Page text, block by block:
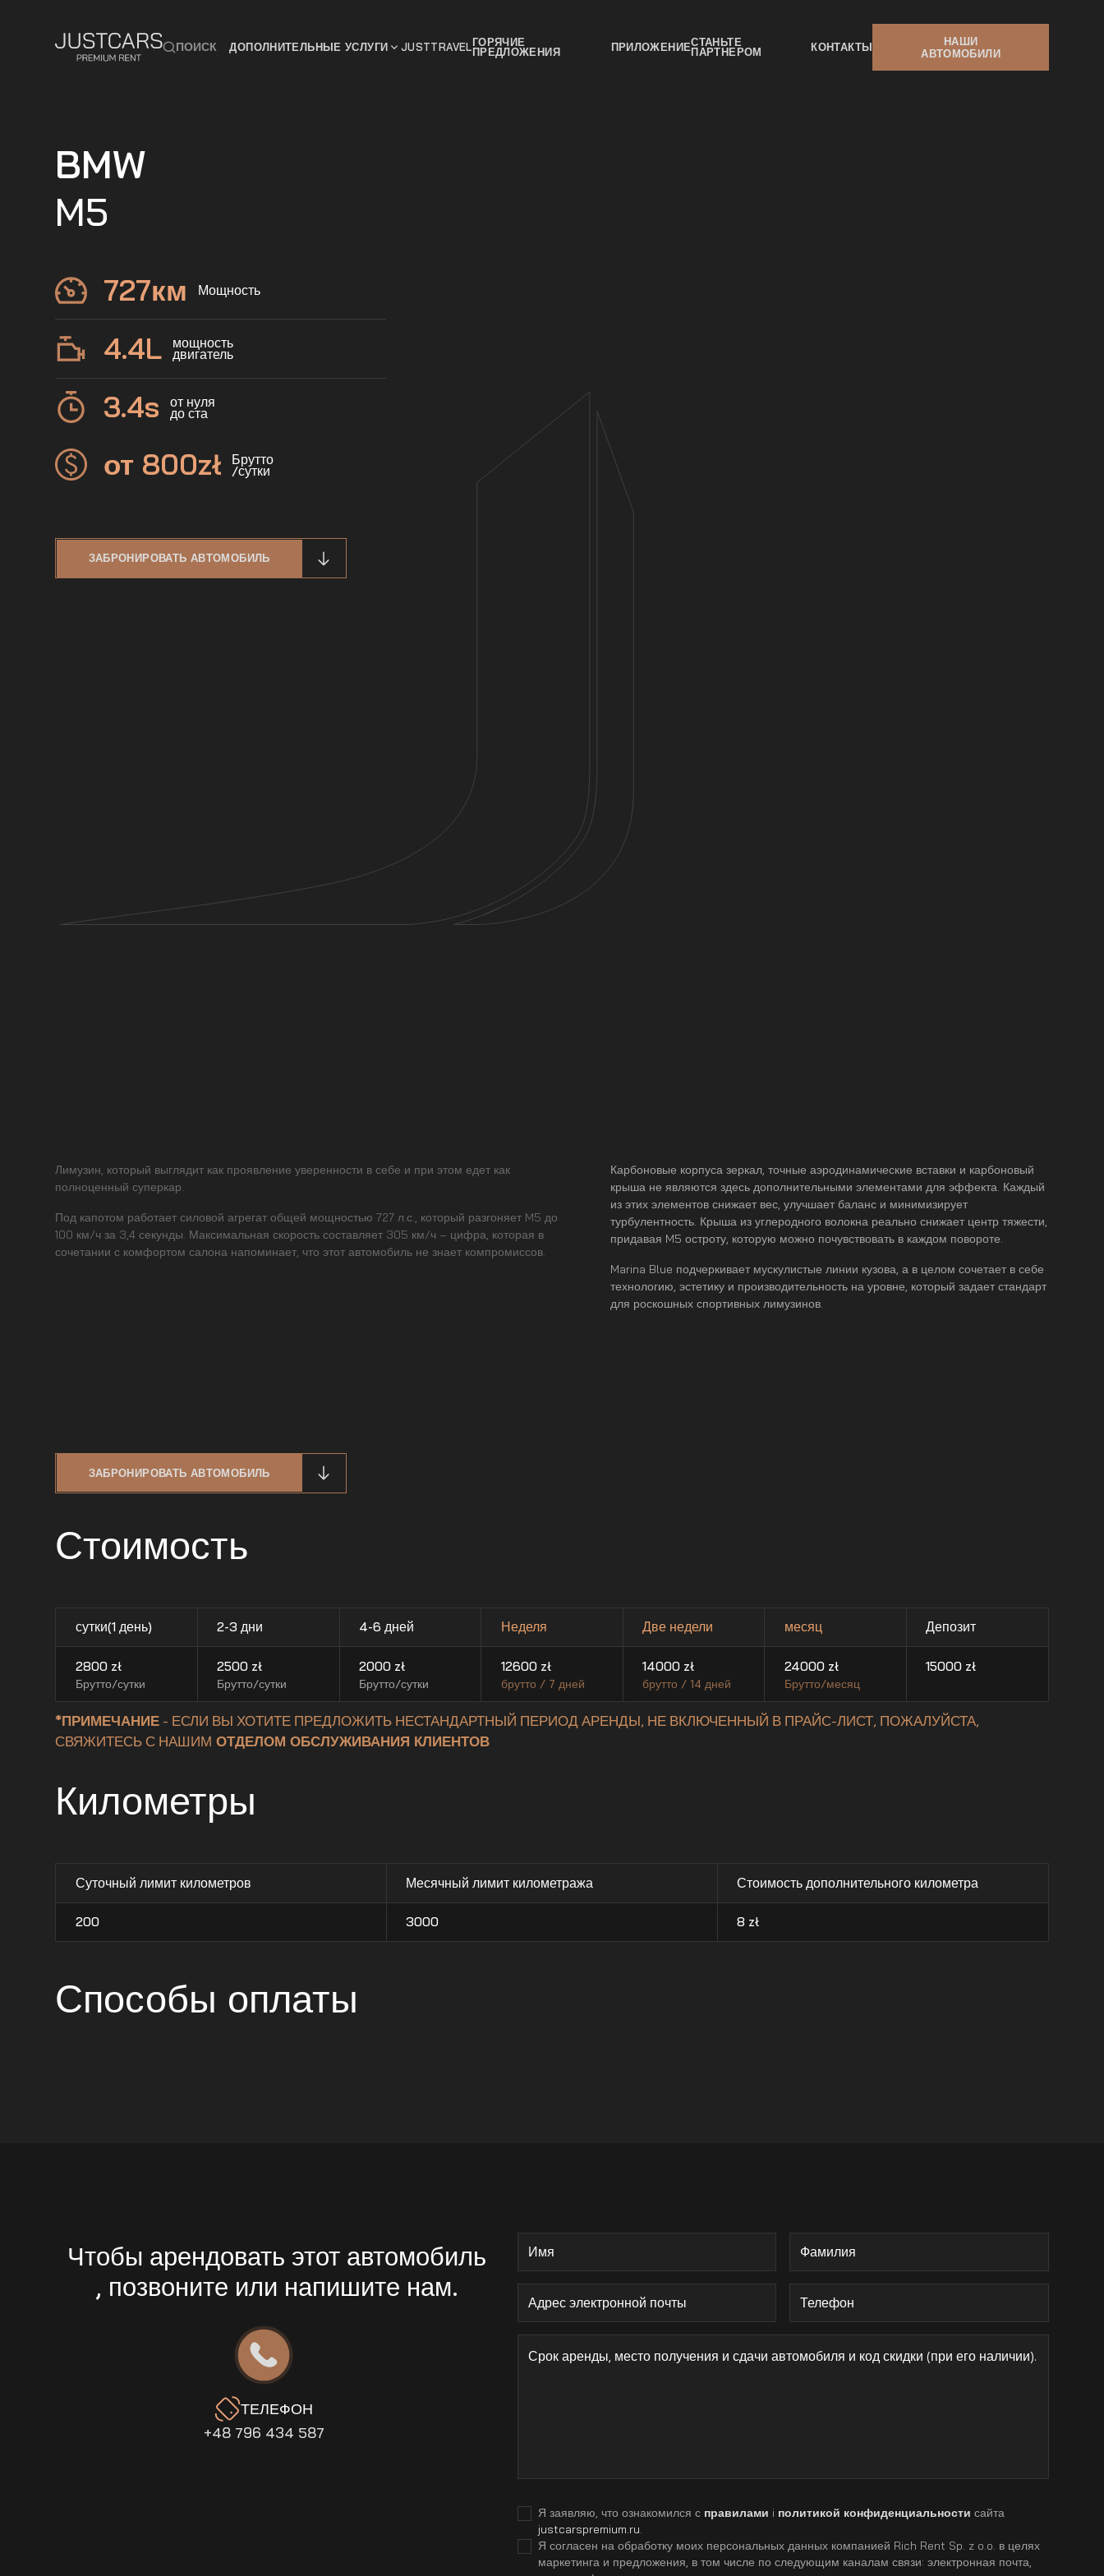
ПОИСК ДОПОЛНИТЕЛЬНЫЕ УСЛУГИ JUSTTRAVELГОРЯЧИЕ
ПРЕДЛОЖЕНИЯ ПРИЛОЖЕНИЕСТАНЬТЕ
ПАРТНЕРОМ КОНТАКТЫ
НАШИ
АВТОМОБИЛИ
BMW
M5
727км Мощность
4.4L мощность
двигатель
3.4s от нуля
до ста
от 800zł Брутто
/сутки
ЗАБРОНИРОВАТЬ АВТОМОБИЛЬ
Лимузин, который выглядит как проявление уверенности в себе и при этом едет как
полноценный суперкар.
Под капотом работает силовой агрегат общей мощностью 727 л.с., который разгоняет M5 до
100 км/ч за 3,4 секунды. Максимальная скорость составляет 305 км/ч – цифра, которая в
сочетании с комфортом салона напоминает, что этот автомобиль не знает компромиссов.
Карбоновые корпуса зеркал, точные аэродинамические вставки и карбоновый
крыша не являются здесь дополнительными элементами для эффекта. Каждый
из этих элементов снижает вес, улучшает баланс и минимизирует
турбулентность. Крыша из углеродного волокна реально снижает центр тяжести,
придавая M5 остроту, которую можно почувствовать в каждом повороте.
Marina Blue подчеркивает мускулистые линии кузова, а в целом сочетает в себе
технологию, эстетику и производительность на уровне, который задает стандарт
для роскошных спортивных лимузинов.
ЗАБРОНИРОВАТЬ АВТОМОБИЛЬ
Стоимость
сутки(1 день)
2800zł
Брутто/сутки
2-3 дни
2500 zł
Брутто/сутки
4-6 дней
2000zł
Брутто/сутки
Неделя
12600zł
брутто / 7 дней
Две недели
14000 zł
брутто / 14 дней
месяц
24000zł
Брутто/месяц
Депозит
15000 zł
*ПРИМЕЧАНИЕ - ЕСЛИ ВЫ ХОТИТЕ ПРЕДЛОЖИТЬ НЕСТАНДАРТНЫЙ ПЕРИОД АРЕНДЫ, НЕ ВКЛЮЧЕННЫЙ В ПРАЙС-ЛИСТ, ПОЖАЛУЙСТА,
СВЯЖИТЕСЬ С НАШИМ ОТДЕЛОМ ОБСЛУЖИВАНИЯ КЛИЕНТОВ
Километры
Суточный лимит километров
200
Месячный лимит километража
3000
Стоимость дополнительного километра
8 zł
Способы оплаты
Чтобы арендовать этот автомобиль
, позвоните или напишите нам.
ТЕЛЕФОН
+48 796 434 587
Я заявляю, что ознакомился с правилами i политикой конфиденциальности сайта
justcarspremium.ru
Я согласен на обработку моих персональных данных компанией Rich Rent Sp. z o.o. в целях
маркетинга и предложения, в том числе по следующим каналам связи: электронная почта,